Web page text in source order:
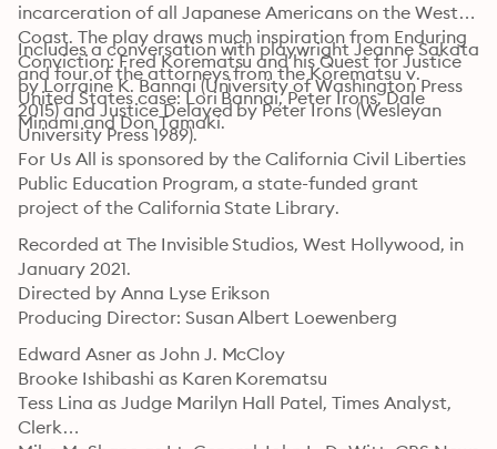
incarceration of all Japanese Americans on the West
Coast. The play draws much inspiration from Enduring
Conviction: Fred Korematsu and his Quest for Justice
by Lorraine K. Bannai (University of Washington Press
2015) and Justice Delayed by Peter Irons (Wesleyan
University Press 1989).
Includes a conversation with playwright Jeanne Sakata
and four of the attorneys from the Korematsu v.
United States case: Lori Bannai, Peter Irons, Dale
Minami and Don Tamaki.
For Us All is sponsored by the California Civil Liberties
Public Education Program, a state-funded grant
project of the California State Library.
Recorded at The Invisible Studios, West Hollywood, in
January 2021.
Directed by Anna Lyse Erikson
Producing Director: Susan Albert Loewenberg
Edward Asner as John J. McCloy
Brooke Ishibashi as Karen Korematsu
Tess Lina as Judge Marilyn Hall Patel, Times Analyst,
Clerk